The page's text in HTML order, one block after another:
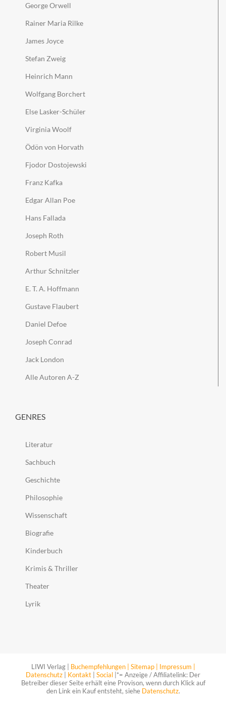
George Orwell
Rainer Maria Rilke
James Joyce
Stefan Zweig
Heinrich Mann
Wolfgang Borchert
Else Lasker-Schüler
Virginia Woolf
Ödön von Horvath
Fjodor Dostojewski
Franz Kafka
Edgar Allan Poe
Hans Fallada
Joseph Roth
Robert Musil
Arthur Schnitzler
E. T. A. Hoffmann
Gustave Flaubert
Daniel Defoe
Joseph Conrad
Jack London
Alle Autoren A-Z
GENRES
Literatur
Sachbuch
Geschichte
Philosophie
Wissenschaft
Biografie
Kinderbuch
Krimis & Thriller
Theater
Lyrik
LIWI Verlag | Buchempfehlungen | Sitemap | Impressum |
Datenschutz
Kontakt Social |*= Anzeige / Affiliatelink: Der
Betreiber dieser Seite erhält eine Provison, wenn durch Klick auf
den Link ein Kauf entsteht, siehe Datenschutz.